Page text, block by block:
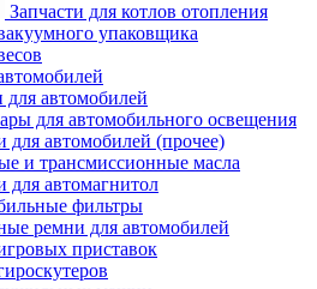
Запчасти для котлов отопления
упаковщика
для автомобилей
для автомобильного освещения
для автомобилей (прочее)
и трансмиссионные масла
для автомагнитол
фильтры
ремни для автомобилей
приставок